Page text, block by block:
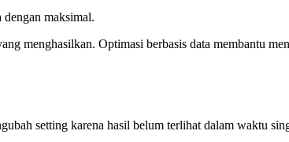
maksimal.
menghasilkan. Optimasi berbasis data membantu
setting karena hasil belum terlihat dalam waktu